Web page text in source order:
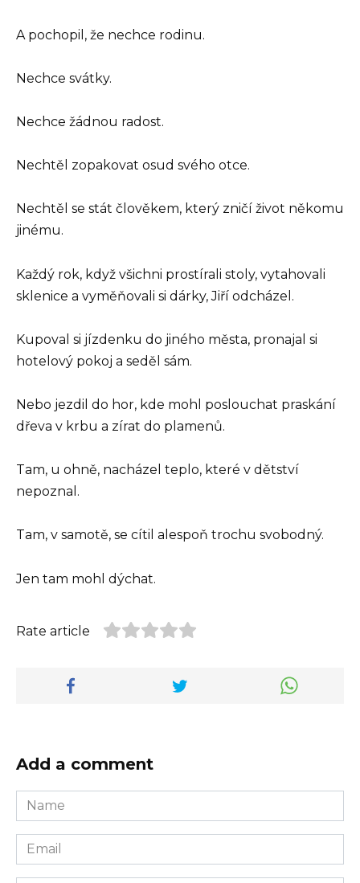
A pochopil, že nechce rodinu.
Nechce svátky.
Nechce žádnou radost.
Nechtěl zopakovat osud svého otce.
Nechtěl se stát člověkem, který zničí život někomu
jinému.
Každý rok, když všichni prostírali stoly, vytahovali
sklenice a vyměňovali si dárky, Jiří odcházel.
Kupoval si jízdenku do jiného města, pronajal si
hotelový pokoj a seděl sám.
Nebo jezdil do hor, kde mohl poslouchat praskání
dřeva v krbu a zírat do plamenů.
Tam, u ohně, nacházel teplo, které v dětství
nepoznal.
Tam, v samotě, se cítil alespoň trochu svobodný.
Jen tam mohl dýchat.
Rate article
Add a comment
Name
*
Email
*